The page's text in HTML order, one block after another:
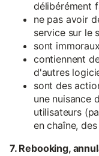
délibérément
ne pas avoir
service sur le
sont
contiennent
d'autres
sont des
une nuisance
utilisateurs
en chaîne,
7. Rebooking,